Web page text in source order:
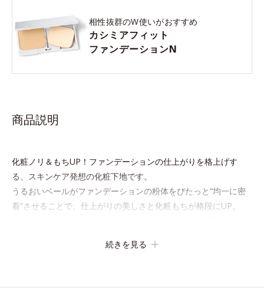
相性抜群のW使いがおすすめ
カシミアフィット
ファンデーションN
商品説明
化粧ノリ＆もちUP！ファンデーションの仕上がりを格上げす
る、スキンケア発想の化粧下地です。
うるおいベールがファンデーションの粉体をぴたっと“均一に密
着”させることで、仕上がりの美しさと化粧もちが格段にUP。
して、乾燥やダメージから肌を守ります。
続きを見る